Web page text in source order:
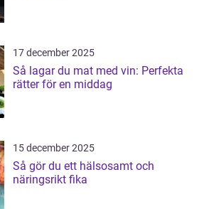
17 december 2025
Så lagar du mat med vin: Perfekta
rätter för en middag
15 december 2025
Så gör du ett hälsosamt och
näringsrikt fika